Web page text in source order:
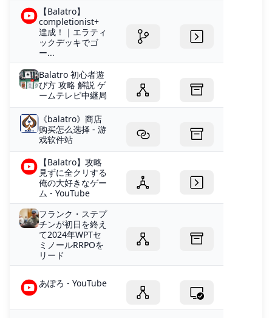
【Balatro】
completionist+
達成！｜エラティ
ックデッキでゴ
ー...
Balatro 初心者遊
び方 攻略 解説 ゲ
ームテレビ中継局
《balatro》商店
购买怎么选择 - 游
戏软件站
【Balatro】攻略
見ずに全クリする
俺の大好きなゲー
ム - YouTube
フランク・ステプ
チンが初日を終え
て2024年WPTセ
ミノールRRPOを
リード
あぽろ - YouTube